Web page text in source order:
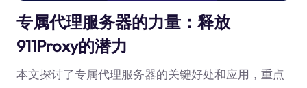
专属代理服务器的力量：释放
911Proxy的潜力
本文探讨了专属代理服务器的关键好处和应用，重点